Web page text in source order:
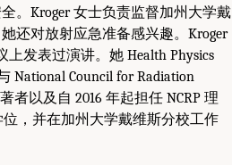
。Kroger 女士负责监督加州大学戴
还对放射应急准备感兴趣。Kroger
发表过演讲。她 Health Physics
National Council for Radiation
者以及自 2016 年起担任 NCRP 理
位，并在加州大学戴维斯分校工作